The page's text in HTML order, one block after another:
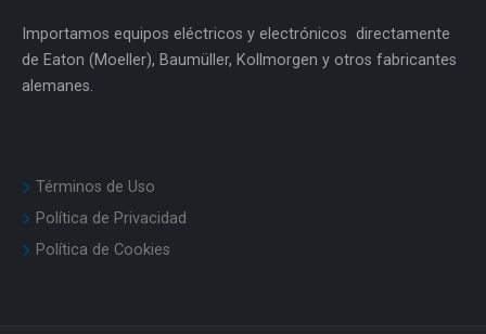
Importamos equipos eléctricos y electrónicos directamente
de Eaton (Moeller), Baumüller, Kollmorgen y otros fabricantes
alemanes.
Términos de Uso
Política de Privacidad
Política de Cookies